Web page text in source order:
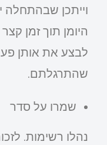
וייתכן
היומן תוך זמן
לבצע את אותן
שהתרגלתם.
שמרו על סדר
נהלו רשימות.